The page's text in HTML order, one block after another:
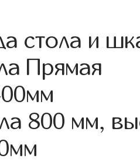
стола и
Прямая
800 мм,